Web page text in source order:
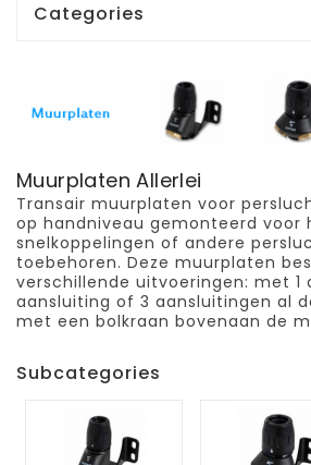
Categories
Muurplaten Allerlei
Transair muurplaten voor
op handniveau gemonteerd voor
snelkoppelingen of andere
toebehoren. Deze muurplaten
verschillende uitvoeringen: met 1
aansluiting of 3 aansluitingen al
met een bolkraan bovenaan de
Subcategories